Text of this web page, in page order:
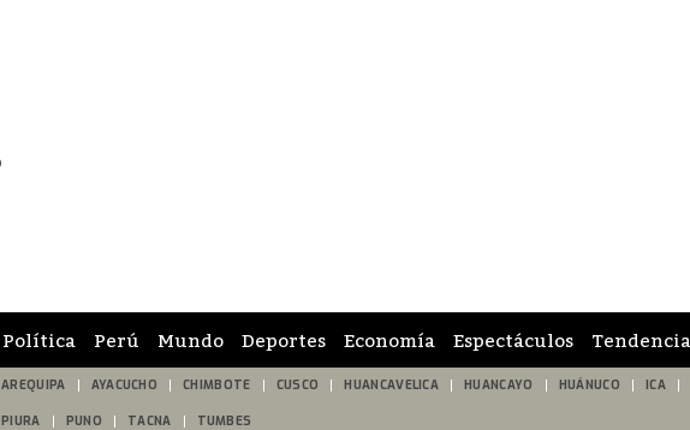
Política Perú Mundo Deportes Economía Espectáculos Tendencia
AREQUIPA AYACUCHO CHIMBOTE CUSCO HUANCAVELICA HUANCAYO HUÁNUCO ICA
PIURA PUNO TACNA TUMBES